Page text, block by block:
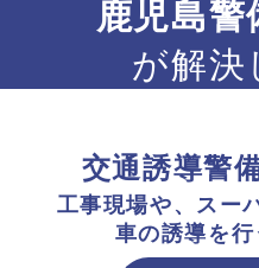
鹿児島
が解決
交通誘導警
工事現場や、スー
車の誘導を行